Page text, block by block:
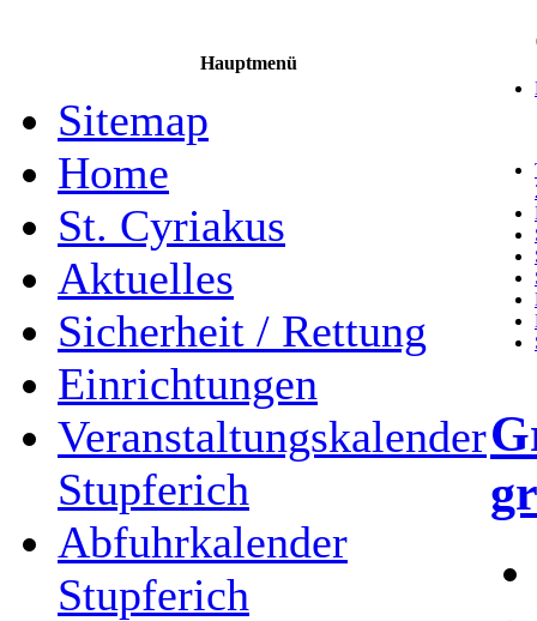
Hauptmenü
Sitemap
Home
St. Cyriakus
Aktuelles
Sicherheit / Rettung
Einrichtungen
Veranstaltungskalender
Stupferich
Abfuhrkalender
Stupferich